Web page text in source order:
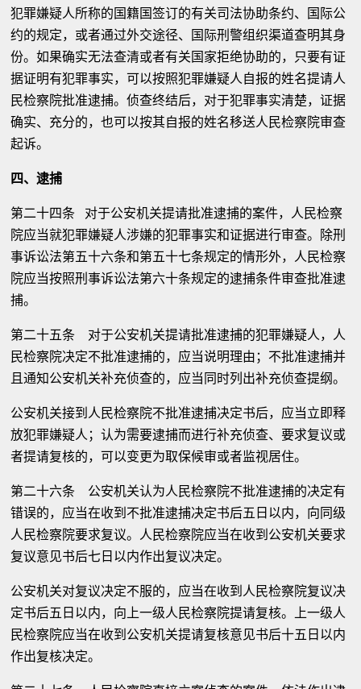
犯罪嫌疑人所称的国籍国签订的有关司法协助条约、国际公
约的规定，或者通过外交途径、国际刑警组织渠道查明其身
份。如果确实无法查清或者有关国家拒绝协助的，只要有证
据证明有犯罪事实，可以按照犯罪嫌疑人自报的姓名提请人
民检察院批准逮捕。侦查终结后，对于犯罪事实清楚，证据
确实、充分的，也可以按其自报的姓名移送人民检察院审查
起诉。
四、逮捕
第二十四条 对于公安机关提请批准逮捕的案件，人民检察
院应当就犯罪嫌疑人涉嫌的犯罪事实和证据进行审查。除刑
事诉讼法第五十六条和第五十七条规定的情形外，人民检察
院应当按照刑事诉讼法第六十条规定的逮捕条件审查批准逮
捕。
第二十五条 对于公安机关提请批准逮捕的犯罪嫌疑人，人
民检察院决定不批准逮捕的，应当说明理由；不批准逮捕并
且通知公安机关补充侦查的，应当同时列出补充侦查提纲。
公安机关接到人民检察院不批准逮捕决定书后，应当立即释
放犯罪嫌疑人；认为需要逮捕而进行补充侦查、要求复议或
者提请复核的，可以变更为取保候审或者监视居住。
第二十六条 公安机关认为人民检察院不批准逮捕的决定有
错误的，应当在收到不批准逮捕决定书后五日以内，向同级
人民检察院要求复议。人民检察院应当在收到公安机关要求
复议意见书后七日以内作出复议决定。
公安机关对复议决定不服的，应当在收到人民检察院复议决
定书后五日以内，向上一级人民检察院提请复核。上一级人
民检察院应当在收到公安机关提请复核意见书后十五日以内
作出复核决定。